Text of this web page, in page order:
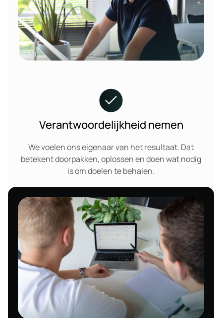
Verantwoordelijkheid nemen
We voelen ons eigenaar van het resultaat. Dat
betekent doorpakken, oplossen en doen wat nodig
is om doelen te behalen.